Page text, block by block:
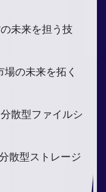
未来を担う技
場の未来を拓く
散型ファイルシ
散型ストレージ